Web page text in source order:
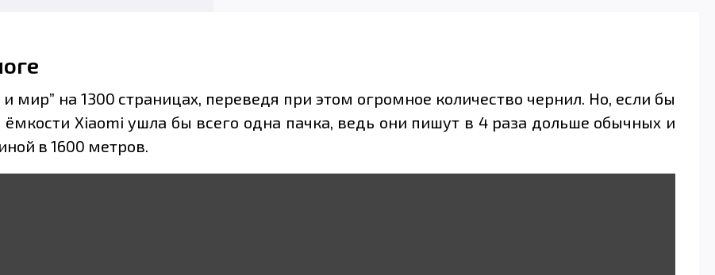
мир” на 1300 страницах, переведя при этом огромное количество чернил. Но, если бы
ёмкости Xiaomi ушла бы всего одна пачка, ведь они пишут в 4 раза дольше обычных и
в 1600 метров.